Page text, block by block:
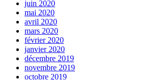
juin 2020
mai 2020
avril 2020
mars 2020
février 2020
janvier 2020
décembre 2019
novembre 2019
octobre 2019